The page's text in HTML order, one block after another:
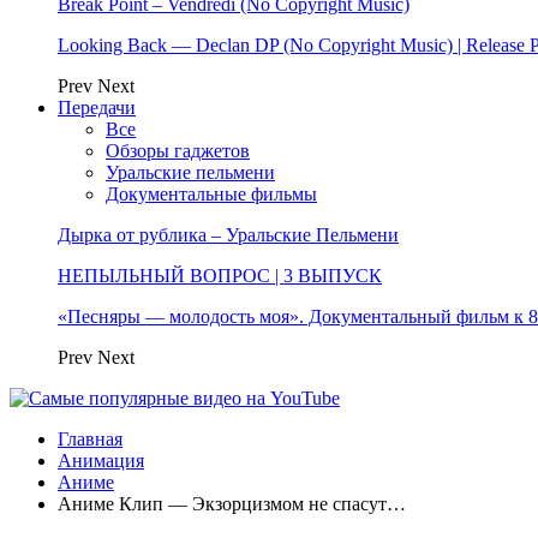
Break Point – Vendredi (No Copyright Music)
Looking Back — Declan DP (No Copyright Music) | Release
Prev Next
Передачи
Все
Обзоры гаджетов
Уральские пельмени
Документальные фильмы
Дырка от рублика – Уральские Пельмени
НЕПЫЛЬНЫЙ ВОПРОС | 3 ВЫПУСК
«Песняры — молодость моя». Документальный фильм к
Prev Next
Главная
Анимация
Аниме
Аниме Клип — Экзорцизмом не спасут…